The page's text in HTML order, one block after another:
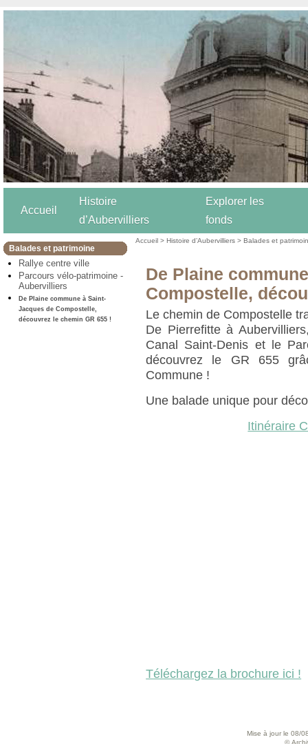
Accueil
Histoire
d’Aubervilliers
Explorer les
fonds
Balades et patrimoine
Rallye centre ville
Parcours vélo-patrimoine -
Aubervilliers
De Plaine commune à Saint-
Jacques de Compostelle,
découvrez le chemin GR 655 !
Accueil >Histoire d’Aubervilliers>Balades et
De Plaine
Compostelle,
Le chemin de Compostelle
De Pierrefitte à
Canal Saint-Denis et le
découvrez le GR 655
Commune !
Une balade unique pour
Itinéraire
Téléchargez la brochure ici !
Mise à jour le 08/
©